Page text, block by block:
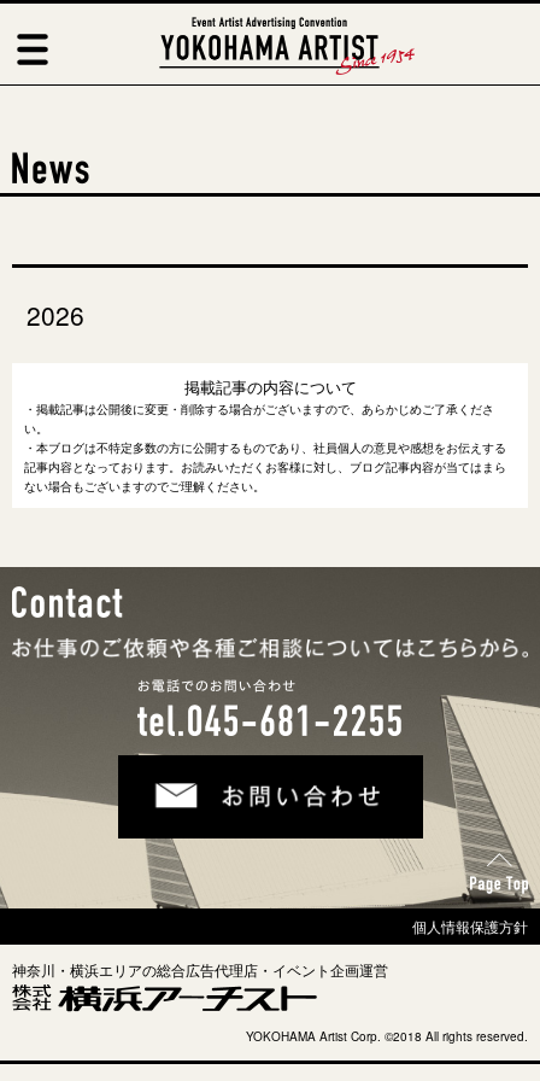
横浜アーチスト
メニュ
2026
掲載記事の内容について
・掲載記事は公開後に変更・削除する場合がございますので、あらかじめご了承くださ
い。
・本ブログは不特定多数の方に公開するものであり、社員個人の意見や感想をお伝えする
記事内容となっております。お読みいただくお客様に対し、ブログ記事内容が当てはまら
ない場合もございますのでご理解ください。
Contact
お仕事のご依頼や各種ご相談についてはこちらから。
お電話でのお問い合わせ
tel.045-681-2255
Page Top
個人情報保護方針
神奈川・横浜エリアの総合広告代理店・イベント企画運営
株式会社横浜アーチスト
YOKOHAMA Artist Corp. ©2018 All rights reserved.